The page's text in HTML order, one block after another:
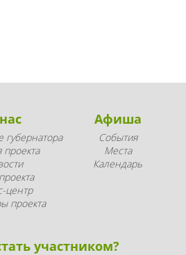
губернатора
центр
проекта
Афиша
События
Места
Календарь
участником?